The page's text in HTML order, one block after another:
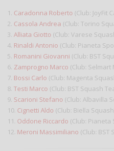
1. Caradonna Roberto (Club: JoyFit
2. Cassola Andrea (Club: Torino
3. Alliata Giotto (Club: Varese
4. Rinaldi Antonio (Club: Pianeta
5. Romanini Giovanni (Club: BST
6. Zamprogno Marco (Club: Selmart
7. Bossi Carlo (Club: Magenta
8. Testi Marco (Club: BST Squash
9. Scarioni Stefano (Club: Albavilla
10. Cignetti Aldo (Club: Biella
11. Oddone Riccardo (Club: Pianeta
12. Meroni Massimiliano (Club: BST